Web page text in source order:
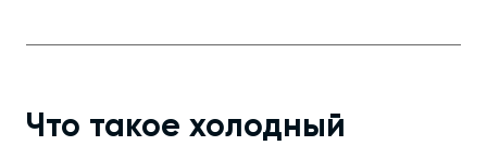
Что такое холодный